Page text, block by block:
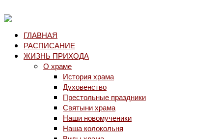
ГЛАВНАЯ
РАСПИСАНИЕ
ЖИЗНЬ ПРИХОДА
О храме
История храма
Духовенство
Престольные праздники
Святыни храма
Наши новомученики
Наша колокольня